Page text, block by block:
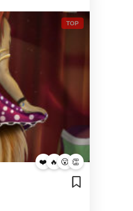
TOP
❤️ 🔥 😮 👏